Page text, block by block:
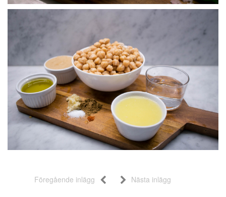
Föregående inlägg Nästa inlägg